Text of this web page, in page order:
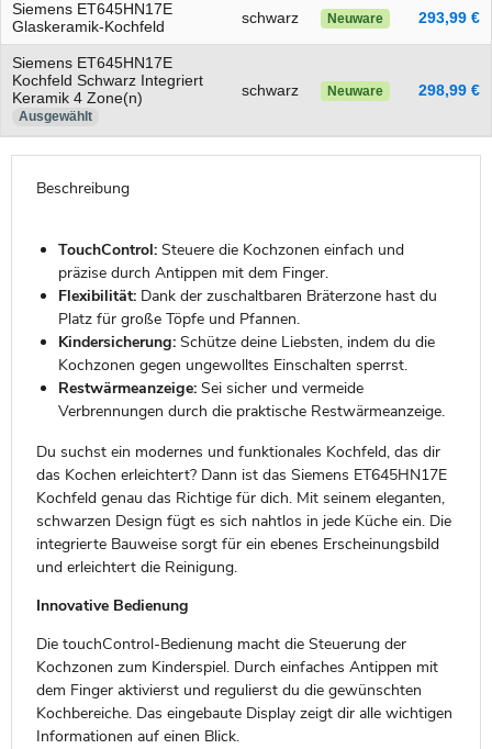
Siemens ET645HN17E
Glaskeramik-Kochfeld
schwarz Neuware 293,99 €
Siemens ET645HN17E
Kochfeld Schwarz Integriert
Keramik 4 Zone(n)
Ausgewählt
schwarz Neuware 298,99 €
Beschreibung
TouchControl:Steuere die Kochzonen einfach und
präzise durch Antippen mit dem Finger.
Flexibilität:Dank der zuschaltbaren Bräterzone hast du
Platz für große Töpfe und Pfannen.
Kindersicherung:Schütze deine Liebsten, indem du die
Kochzonen gegen ungewolltes Einschalten sperrst.
Restwärmeanzeige:Sei sicher und vermeide
Verbrennungen durch die praktische Restwärmeanzeige.
Du suchst ein modernes und funktionales Kochfeld, das dir
das Kochen erleichtert? Dann ist das Siemens ET645HN17E
Kochfeld genau das Richtige für dich. Mit seinem eleganten,
schwarzen Design fügt es sich nahtlos in jede Küche ein. Die
integrierte Bauweise sorgt für ein ebenes Erscheinungsbild
und erleichtert die Reinigung.
Innovative Bedienung
Die touchControl-Bedienung macht die Steuerung der
Kochzonen zum Kinderspiel. Durch einfaches Antippen mit
dem Finger aktivierst und regulierst du die gewünschten
Kochbereiche. Das eingebaute Display zeigt dir alle wichtigen
Informationen auf einen Blick.